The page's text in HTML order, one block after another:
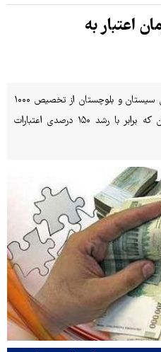
اعتبار به
معاون هماهنگی امور عمرانی استانداری سیستان و بلوچستان از تخصیص ۱۰۰۰
میلیارد تومانی به شهرداری‌های سیستان که برابر با رشد ۱۵۰ درصدی اعتبارات